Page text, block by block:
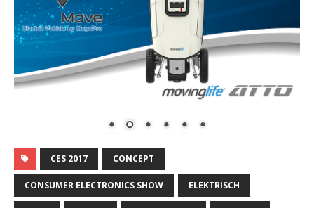
CES 2017 CONCEPT
CONSUMER ELECTRONICS SHOW ELEKTRISCH